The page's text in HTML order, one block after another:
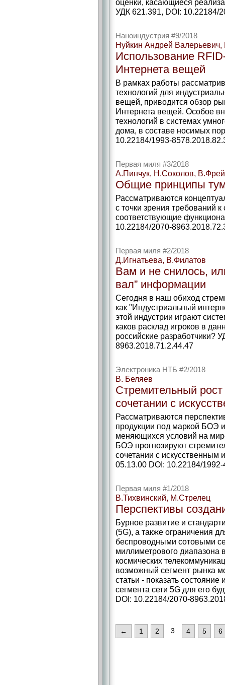
оценки, касающиеся
УДК 621.391, DOI: 10.22184/
Наноиндустрия #9/2018
Нуйкин Андрей
Использование
Интернета вещей
В рамках работы
технологий для
вещей, приводится обзор
Интернета вещей. Особое
технологий в системах
дома, в составе носимых
10.22184/1993-
Первая миля #3/2018
А.Пинчук, Н.Соколов,
Общие принципы
Рассматриваются
с точки зрения требований
соответствующие
10.22184/2070-
Первая миля #2/2018
Д.Игнатьева, В.Филатов
Вам и не снилось,
вал” информации
Сегодня в наш обиход
как "Индустриальный
этой индустрии играют
каков расклад игроков в
российские разработчики?
8963.2018.71.2.44.47
Электроника НТБ #2/2018
В. Беляев
Стремительный
сочетании с
Рассматриваются
продукции под маркой БОЭ
меняющихся условий на
БОЭ прогнозируют
сочетании с искусственным
05.13.00 DOI: 10.22184/
Первая миля #1/2018
В.Тихвинский, М.Стрелец
Перспективы
Бурное развитие и
(5G), а также ограничения
беспроводными сотовыми
миллиметрового диапазона
космических
возможный сегмент рынка
статьи - показать
сегмента сети 5G для его
DOI: 10.22184/2070-
← 1 2 3 4 5 6